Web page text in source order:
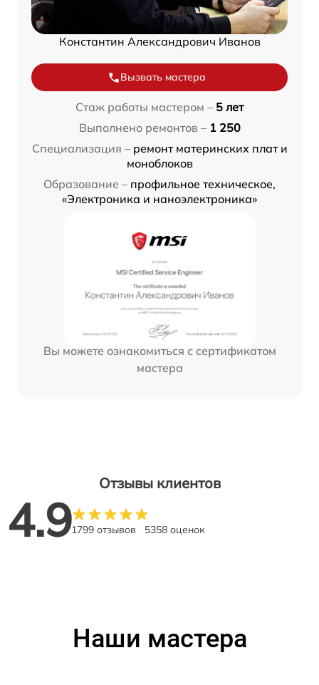
Константин Александрович Иванов
Вызвать мастера
Стаж работы мастером – 5 лет
Выполнено ремонтов – 1 250
Специализация – ремонт материнских плат и
моноблоков
Образование – профильное техническое,
«Электроника и наноэлектроника»
Вы можете ознакомиться с сертификатом
мастера
Отзывы клиентов
4.91799 отзывов 5358 оценок
Наши мастера